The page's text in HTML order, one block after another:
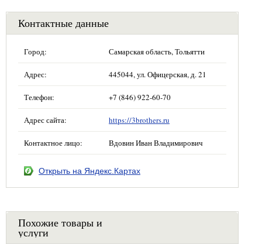
Контактные данные
Город: Самарская область, Тольятти
Адрес: 445044, ул. Офицерская, д. 21
Телефон: +7 (846) 922-60-70
Адрес сайта: https://3brothers.ru
Контактное лицо: Вдовин Иван Владимирович
Открыть на Яндекс.Картах
Похожие товары и
услуги